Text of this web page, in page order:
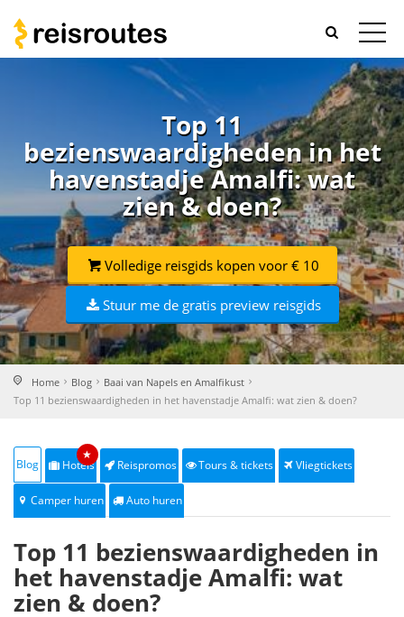
Top 11
bezienswaardigheden in het
havenstadje Amalfi: wat
zien & doen?
Volledige reisgids kopen voor € 10
Stuur me de gratis preview reisgids
Home Blog
Baai van Napels en Amalfikust
Top 11 bezienswaardigheden in het havenstadje Amalfi: wat zien & doen?
Blog Hotels
★
Reispromos Tours & tickets Vliegtickets
Camper huren Auto huren
Top 11 bezienswaardigheden in
het havenstadje Amalfi: wat
zien & doen?